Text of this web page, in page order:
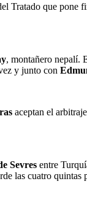
Tratado que pone
, montañero nepalí.
y junto con
aceptan el
Sevres entre
las cuatro quintas